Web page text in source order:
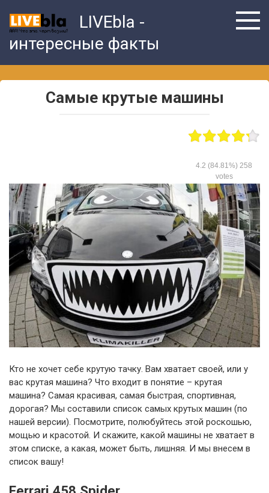
content
LIVEbla -
интересные факты
Самые крутые машины
4.2 (84.81%) 258
votes
Кто не хочет себе крутую тачку. Вам хватает своей, или у
вас крутая машина? Что входит в понятие – крутая
машина? Самая красивая, самая быстрая, спортивная,
дорогая? Мы составили список самых крутых машин (по
нашей версии). Посмотрите, полюбуйтесь этой роскошью,
мощью и красотой. И скажите, какой машины не хватает в
этом списке, а какая, может быть, лишняя. И мы внесем в
список вашу!